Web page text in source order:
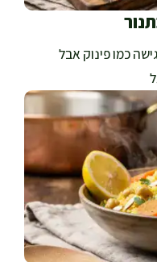
כמו פינוק אבל